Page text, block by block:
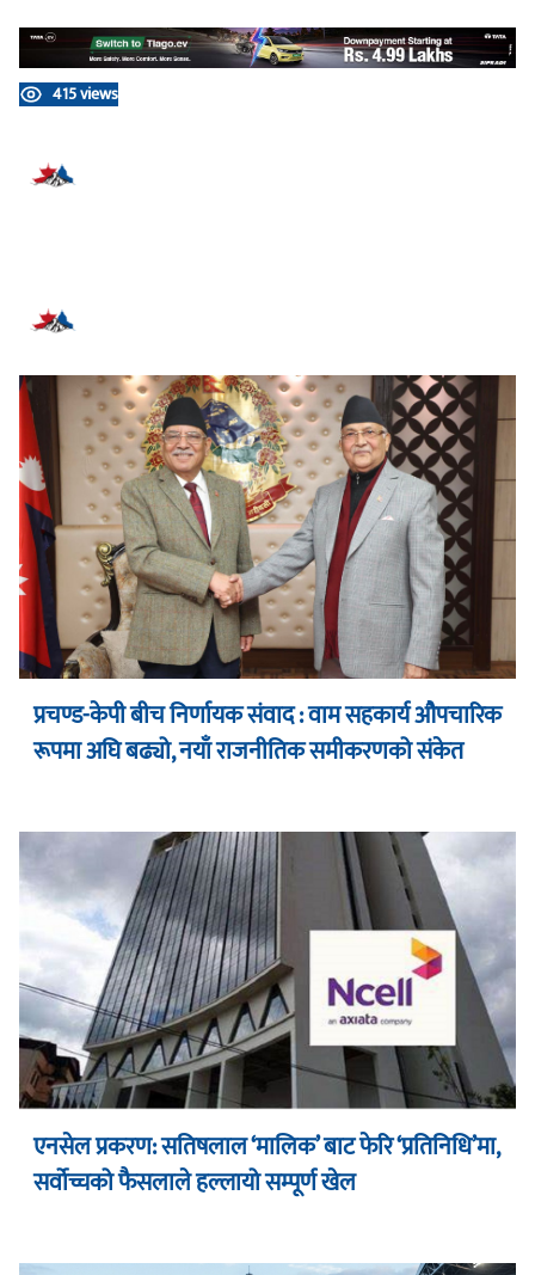
415 views
प्रचण्ड-केपी बीच निर्णायक संवाद : वाम सहकार्य औपचारिक
रूपमा अघि बढ्यो, नयाँ राजनीतिक समीकरणको संकेत
एनसेल प्रकरण: सतिषलाल ‘मालिक’ बाट फेरि ‘प्रतिनिधि’मा,
सर्वोच्चको फैसलाले हल्लायो सम्पूर्ण खेल